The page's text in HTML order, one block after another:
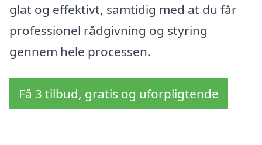
glat og effektivt, samtidig med at du får
professionel rådgivning og styring
gennem hele processen.
Få 3 tilbud, gratis og uforpligtende